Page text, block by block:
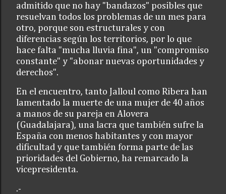
admitido que no hay "bandazos" posibles que
resuelvan todos los problemas de un mes para
otro, porque son estructurales y con
diferencias según los territorios, por lo que
hace falta "mucha lluvia fina", un "compromiso
constante" y "abonar nuevas oportunidades y
derechos".
En el encuentro, tanto Jalloul como Ribera han
lamentado la muerte de una mujer de 40 años
a manos de su pareja en Alovera
(Guadalajara), una lacra que también sufre la
España con menos habitantes y con mayor
dificultad y que también forma parte de las
prioridades del Gobierno, ha remarcado la
vicepresidenta.
.-